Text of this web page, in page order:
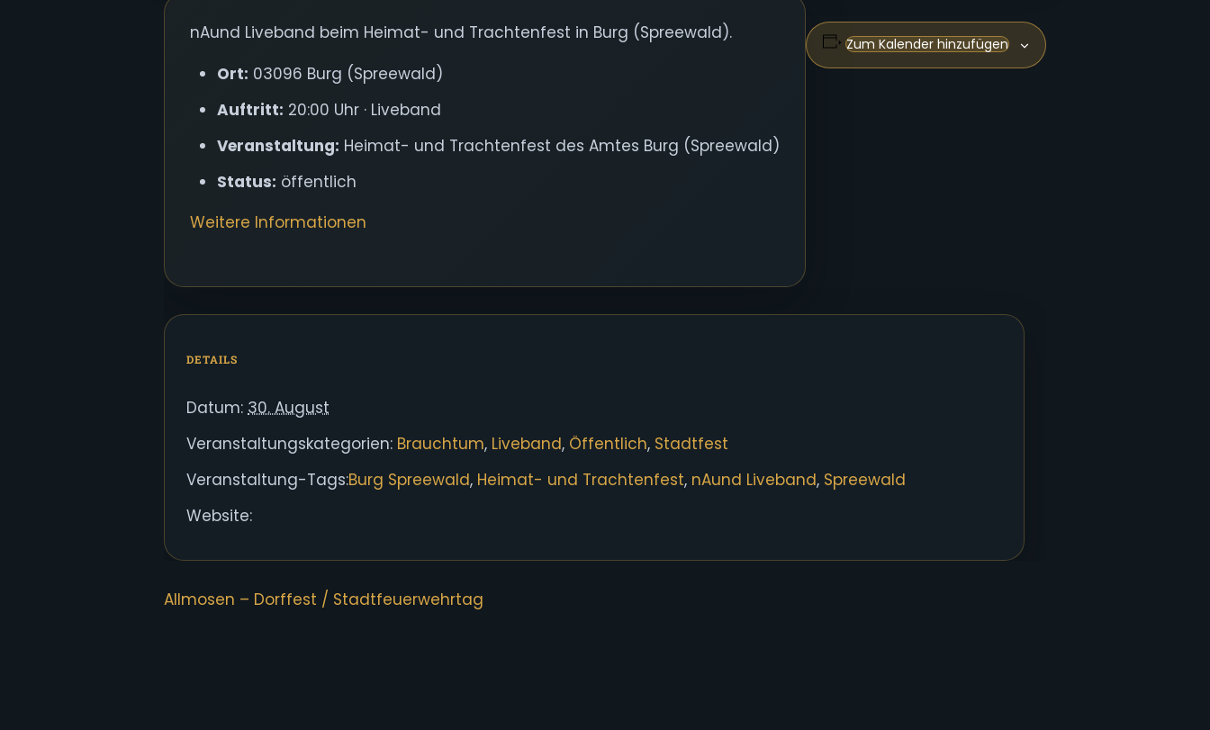
nAund Liveband beim Heimat- und Trachtenfest in Burg (Spreewald).
Ort: 03096 Burg (Spreewald)
Auftritt: 20:00 Uhr · Liveband
Veranstaltung: Heimat- und Trachtenfest des Amtes Burg (Spreewald)
Status: öffentlich
Weitere Informationen
Zum Kalender hinzufügen
DETAILS
Datum: 30. August
Veranstaltungskategorien: Brauchtum, Liveband, Öffentlich, Stadtfest
Veranstaltung-Tags:Burg Spreewald, Heimat- und Trachtenfest, nAund Liveband, Spreewald
Website:
Allmosen – Dorffest / Stadtfeuerwehrtag